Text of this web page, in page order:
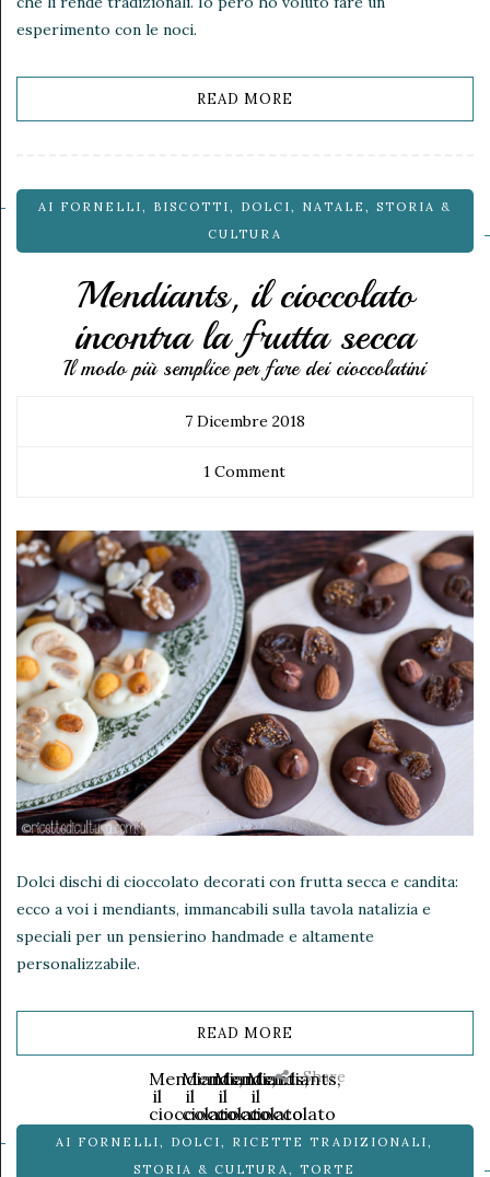
esperimento con le noci.
READ MORE
AI FORNELLI , BISCOTTI , DOLCI , NATALE , STORIA &
CULTURA
Mendiants, il cioccolato
incontra la frutta secca
Il modo più semplice per fare dei cioccolatini
7 Dicembre 2018
1 Comment
Dolci dischi di cioccolato decorati con frutta secca e candita:
ecco a voi i mendiants, immancabili sulla tavola natalizia e
speciali per un pensierino handmade e altamente
personalizzabile.
READ MORE
Share
Mendiants,
il
cioccolato
incontra
la
frutta
Mendiants,
il
cioccolato
incontra
la
frutta
Mendiants,
il
cioccolato
incontra
la
frutta
Mendiants,
il
cioccolato
incontra
la
frutta
AI FORNELLI, DOLCI, RICETTE TRADIZIONALI,
STORIA & CULTURA,TORTE